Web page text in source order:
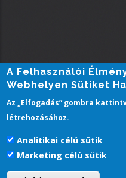
Pécsi Tudományegyetem |
A Felhasználói
Webhelyen Sütiket
Az „Elfogadás” gombra
létrehozásához.
Analitikai célú sütik
Marketing célú sütik